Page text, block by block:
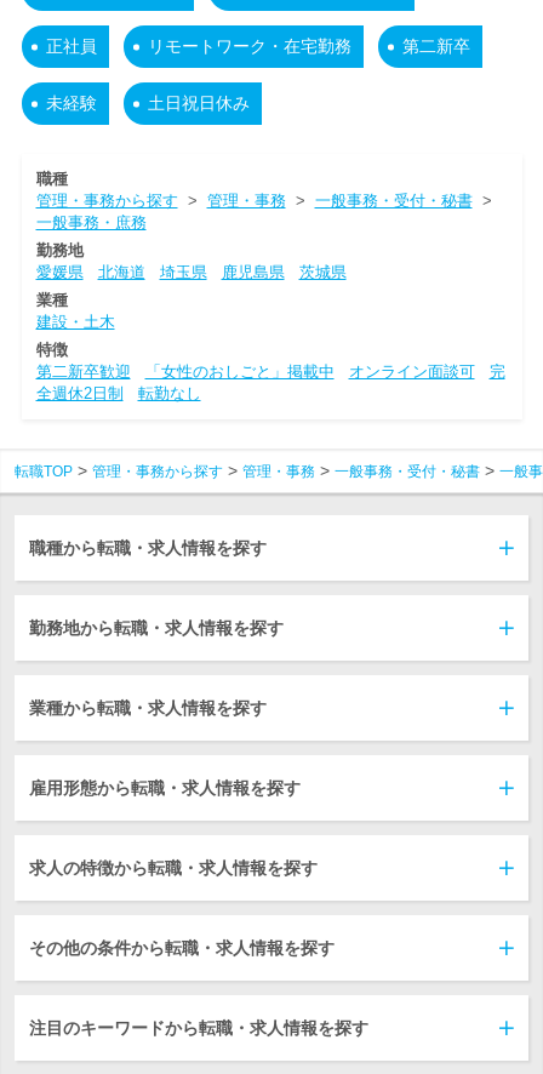
正社員 リモートワーク・在宅勤務 第二新卒
未経験 土日祝日休み
職種
管理・事務から探す > 管理・事務> 一般事務・受付・秘書>
一般事務・庶務
勤務地
愛媛県
北海道 埼玉県 鹿児島県
茨城県
業種
建設・土木
特徴
第二新卒歓迎
「女性のおしごと」掲載中 オンライン面談可
完
全週休2日制
転勤なし
転職TOP 管理・事務から探す 管理・事務 一般事務・受付・秘書 一般
職種から転職・求人情報を探す
勤務地から転職・求人情報を探す
業種から転職・求人情報を探す
雇用形態から転職・求人情報を探す
求人の特徴から転職・求人情報を探す
その他の条件から転職・求人情報を探す
注目のキーワードから転職・求人情報を探す